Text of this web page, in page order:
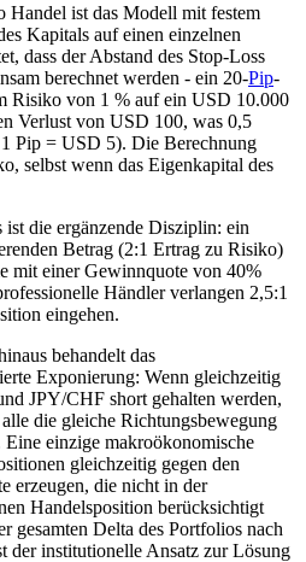
Handel ist das Modell mit festem
Kapitals auf einen einzelnen
dass der Abstand des Stop-Loss
berechnet werden - ein 20-Pip-
Risiko von 1 % auf ein USD 10.000
Verlust von USD 100, was 0,5
Pip = USD 5). Die Berechnung
selbst wenn das Eigenkapital des
die ergänzende Disziplin: ein
Betrag (2:1 Ertrag zu Risiko)
mit einer Gewinnquote von 40%
Händler verlangen 2,5:1
eingehen.
behandelt das
Exponierung: Wenn gleichzeitig
JPY/CHF short gehalten werden,
die gleiche Richtungsbewegung
einzige makroökonomische
gleichzeitig gegen den
erzeugen, die nicht in der
Handelsposition berücksichtigt
gesamten Delta des Portfolios nach
der institutionelle Ansatz zur Lösung